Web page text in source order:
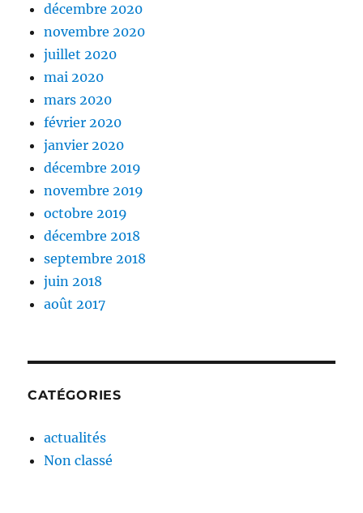
décembre 2020
novembre 2020
juillet 2020
mai 2020
mars 2020
février 2020
janvier 2020
décembre 2019
novembre 2019
octobre 2019
décembre 2018
septembre 2018
juin 2018
août 2017
CATÉGORIES
actualités
Non classé